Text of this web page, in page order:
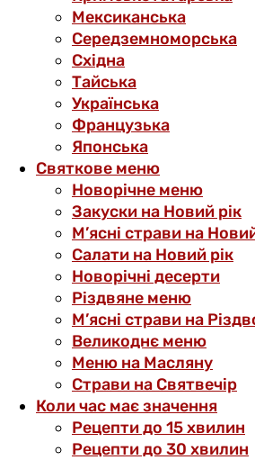
Мексиканська
Середземноморська
Східна
Тайська
Українська
Французька
Японська
Святкове меню
Новорічне меню
Закуски на Новий рік
М’ясні страви на
Салати на Новий рік
Новорічні десерти
Різдвяне меню
М’ясні страви на
Великоднє меню
Меню на Масляну
Страви на Святвечір
Коли час має значення
Рецепти до 15 хвилин
Рецепти до 30 хвилин